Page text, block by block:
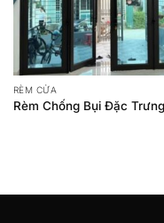
RÈM CỬA
Rèm Chống Bụi Đặc Trưng